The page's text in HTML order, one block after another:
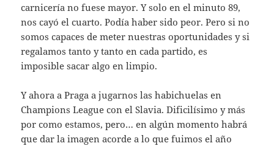
carnicería no fuese mayor. Y solo en el minuto 89,
nos cayó el cuarto. Podía haber sido peor. Pero si no
somos capaces de meter nuestras oportunidades y si
regalamos tanto y tanto en cada partido, es
imposible sacar algo en limpio.
Y ahora a Praga a jugarnos las habichuelas en
Champions League con el Slavia. Dificilísimo y más
por como estamos, pero… en algún momento habrá
que dar la imagen acorde a lo que fuimos el año